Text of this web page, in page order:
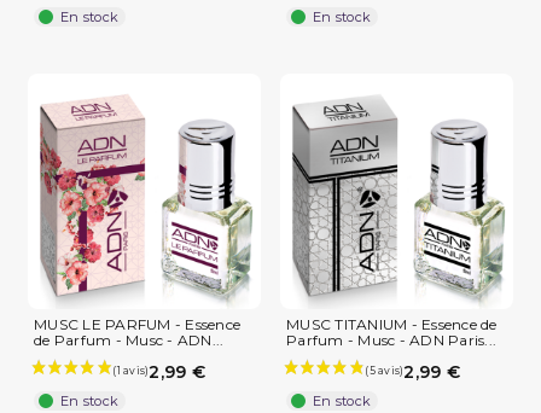
En stock En stock
MUSC LE PARFUM - Essence
de Parfum - Musc - ADN...
2,99 €
En stock
MUSC TITANIUM - Essence de
Parfum - Musc - ADN Paris...
2,99 €
En stock